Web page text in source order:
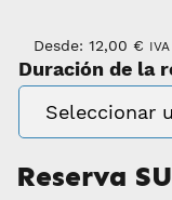
Desde: 12,00 €
Duración de la
Reserva